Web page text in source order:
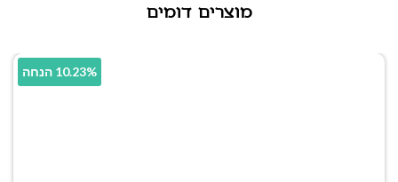
מוצרים דומים
10.23% הנחה